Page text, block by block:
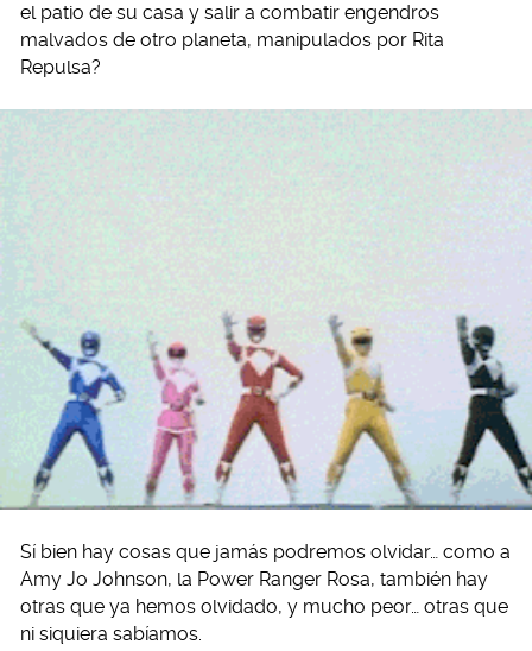
el patio de su casa y salir a combatir engendros
malvados de otro planeta, manipulados por Rita
Repulsa?
Sí bien hay cosas que jamás podremos olvidar… como a
Amy Jo Johnson, la Power Ranger Rosa, también hay
otras que ya hemos olvidado, y mucho peor… otras que
ni siquiera sabíamos.